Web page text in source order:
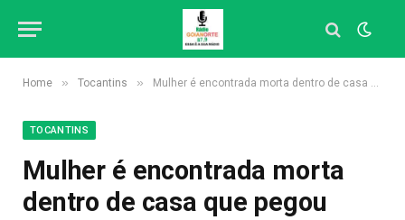
Home » Tocantins » Mulher é encontrada morta dentro de casa que pegou fogo em Palmas
TOCANTINS
Mulher é encontrada morta
dentro de casa que pegou